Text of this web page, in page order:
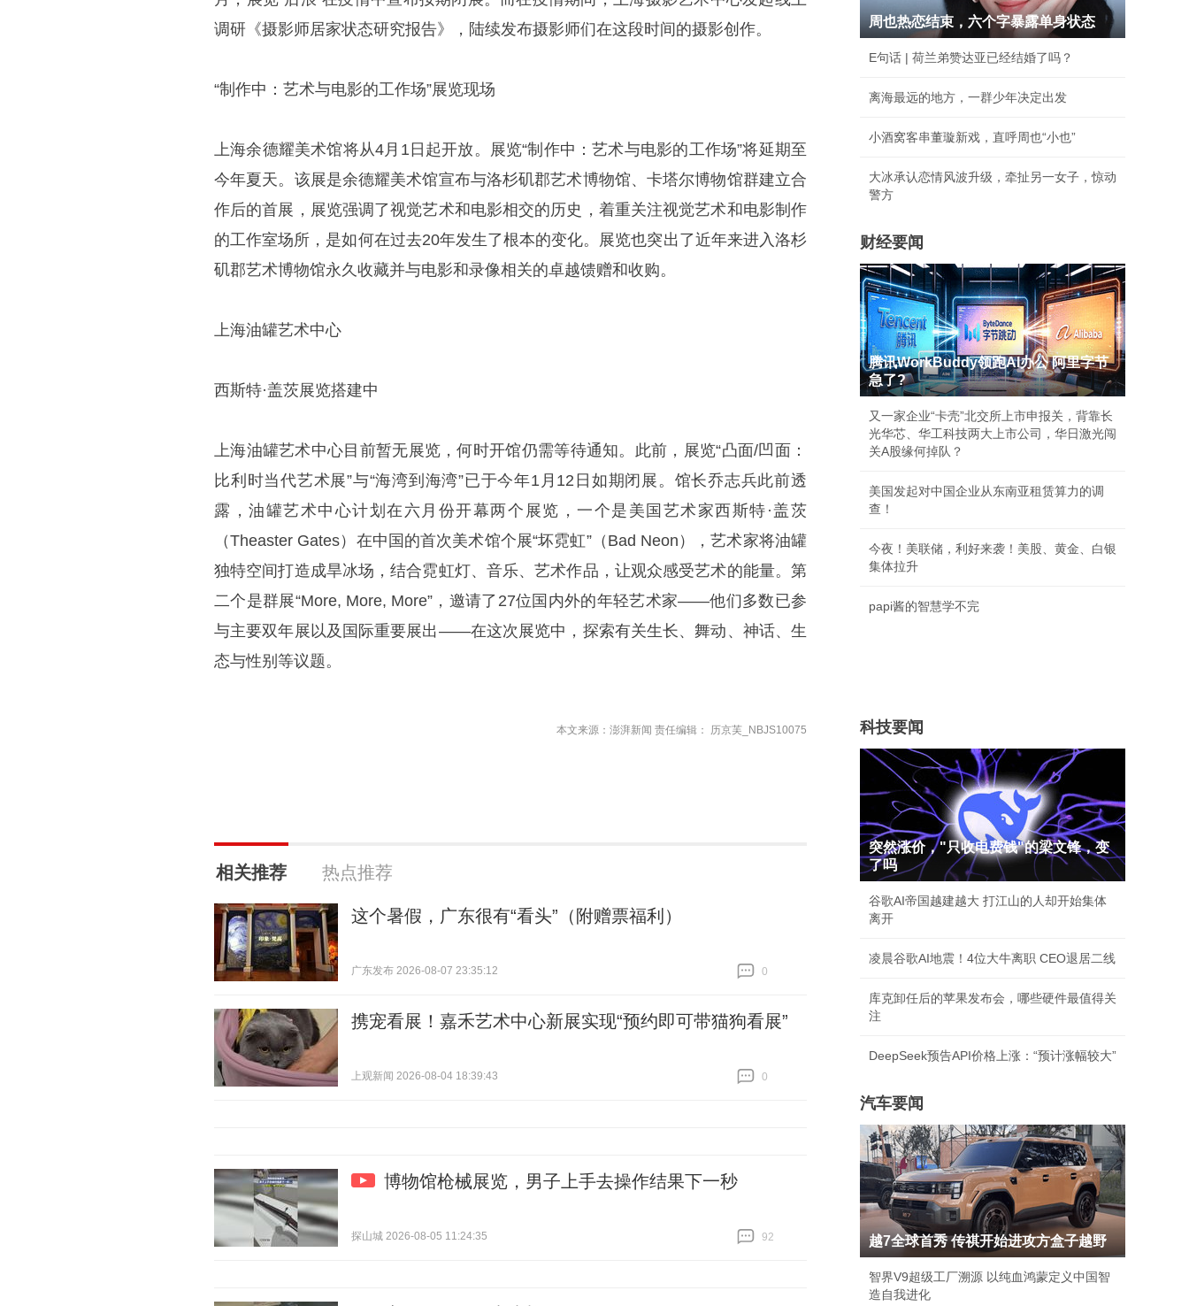
调研《摄影师居家状态研究报告》，陆续发布摄影师们在这段时间的摄影创作。
“制作中：艺术与电影的工作场”展览现场
上海余德耀美术馆将从4月1日起开放。展览“制作中：艺术与电影的工作场”将延期至
今年夏天。该展是余德耀美术馆宣布与洛杉矶郡艺术博物馆、卡塔尔博物馆群建立合
作后的首展，展览强调了视觉艺术和电影相交的历史，着重关注视觉艺术和电影制作
的工作室场所，是如何在过去20年发生了根本的变化。展览也突出了近年来进入洛杉
矶郡艺术博物馆永久收藏并与电影和录像相关的卓越馈赠和收购。
上海油罐艺术中心
西斯特·盖茨展览搭建中
上海油罐艺术中心目前暂无展览，何时开馆仍需等待通知。此前，展览“凸面/凹面：
比利时当代艺术展”与“海湾到海湾”已于今年1月12日如期闭展。馆长乔志兵此前透
露，油罐艺术中心计划在六月份开幕两个展览，一个是美国艺术家西斯特·盖茨
（Theaster Gates）在中国的首次美术馆个展“坏霓虹”（Bad Neon），艺术家将油罐
独特空间打造成旱冰场，结合霓虹灯、音乐、艺术作品，让观众感受艺术的能量。第
二个是群展“More, More, More”，邀请了27位国内外的年轻艺术家——他们多数已参
与主要双年展以及国际重要展出——在这次展览中，探索有关生长、舞动、神话、生
态与性别等议题。
本文来源：澎湃新闻 责任编辑： 历京芙_NBJS10075
相关推荐 热点推荐
这个暑假，广东很有“看头”（附赠票福利）
广东发布 2026-08-07 23:35:12
0
携宠看展！嘉禾艺术中心新展实现“预约即可带猫狗看展”
上观新闻 2026-08-04 18:39:43
0
博物馆枪械展览，男子上手去操作结果下一秒
探山城 2026-08-05 11:24:35
92
周也热恋结束，六个字暴露单身状态
E句话 | 荷兰弟赞达亚已经结婚了吗？
离海最远的地方，一群少年决定出发
小酒窝客串董璇新戏，直呼周也“小也”
大冰承认恋情风波升级，牵扯另一女子，惊动
警方
财经要闻
腾讯WorkBuddy领跑AI办公 阿里字节
急了?
又一家企业“卡壳”北交所上市申报关，背靠长
光华芯、华工科技两大上市公司，华日激光闯
关A股缘何掉队？
美国发起对中国企业从东南亚租赁算力的调
查！
今夜！美联储，利好来袭！美股、黄金、白银
集体拉升
papi酱的智慧学不完
科技要闻
突然涨价，"只收电费钱"的梁文锋，变
了吗
谷歌AI帝国越建越大 打江山的人却开始集体
离开
凌晨谷歌AI地震！4位大牛离职 CEO退居二线
库克卸任后的苹果发布会，哪些硬件最值得关
注
DeepSeek预告API价格上涨：“预计涨幅较大”
汽车要闻
越7全球首秀 传祺开始进攻方盒子越野
智界V9超级工厂溯源 以纯血鸿蒙定义中国智
造自我进化